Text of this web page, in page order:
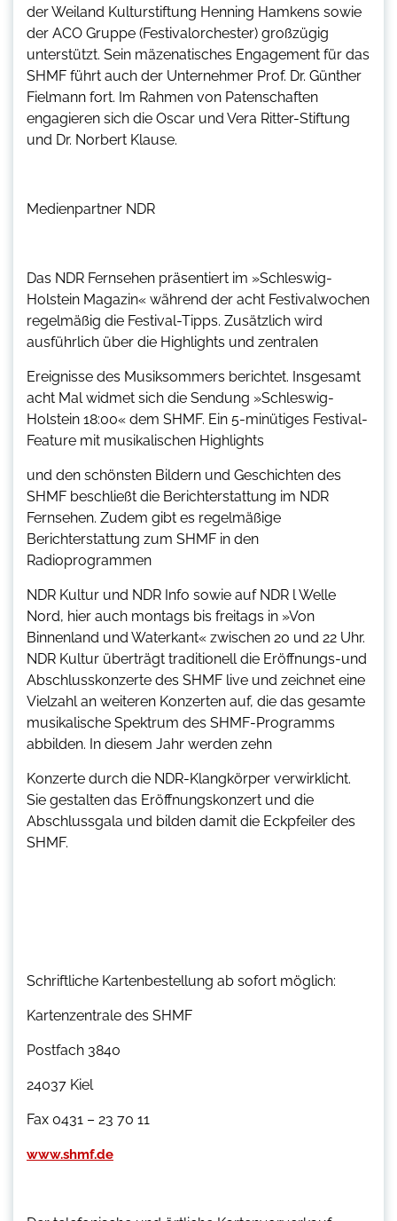
der Weiland Kulturstiftung Henning Hamkens sowie
der ACO Gruppe (Festivalorchester) großzügig
unterstützt. Sein mäzenatisches Engagement für das
SHMF führt auch der Unternehmer Prof. Dr. Günther
Fielmann fort. Im Rahmen von Patenschaften
engagieren sich die Oscar und Vera Ritter-Stiftung
und Dr. Norbert Klause.
Medienpartner NDR
Das NDR Fernsehen präsentiert im »Schleswig-
Holstein Magazin« während der acht Festivalwochen
regelmäßig die Festival-Tipps. Zusätzlich wird
ausführlich über die Highlights und zentralen
Ereignisse des Musiksommers berichtet. Insgesamt
acht Mal widmet sich die Sendung »Schleswig-
Holstein 18:00« dem SHMF. Ein 5-minütiges Festival-
Feature mit musikalischen Highlights
und den schönsten Bildern und Geschichten des
SHMF beschließt die Berichterstattung im NDR
Fernsehen. Zudem gibt es regelmäßige
Berichterstattung zum SHMF in den
Radioprogrammen
NDR Kultur und NDR Info sowie auf NDR l Welle
Nord, hier auch montags bis freitags in »Von
Binnenland und Waterkant« zwischen 20 und 22 Uhr.
NDR Kultur überträgt traditionell die Eröffnungs-und
Abschlusskonzerte des SHMF live und zeichnet eine
Vielzahl an weiteren Konzerten auf, die das gesamte
musikalische Spektrum des SHMF-Programms
abbilden. In diesem Jahr werden zehn
Konzerte durch die NDR-Klangkörper verwirklicht.
Sie gestalten das Eröffnungskonzert und die
Abschlussgala und bilden damit die Eckpfeiler des
SHMF.
Schriftliche Kartenbestellung ab sofort möglich:
Kartenzentrale des SHMF
Postfach 3840
24037 Kiel
Fax 0431 – 23 70 11
www.shmf.de